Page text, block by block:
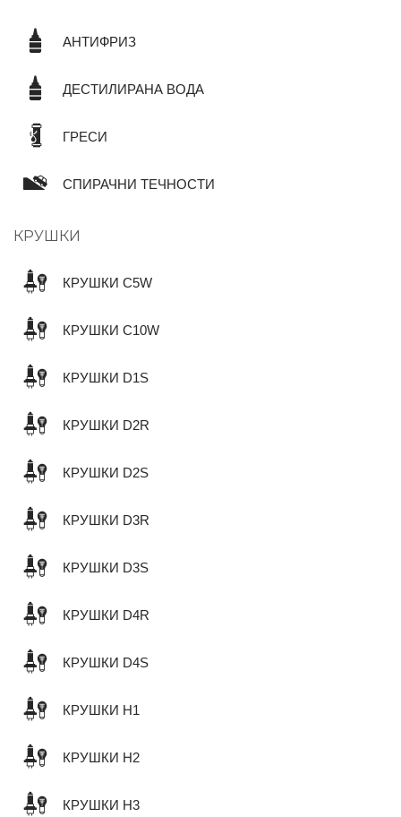
АНТИФРИЗ
ДЕСТИЛИРАНА ВОДА
ГРЕСИ
СПИРАЧНИ ТЕЧНОСТИ
КРУШКИ
КРУШКИ C5W
КРУШКИ C10W
КРУШКИ D1S
КРУШКИ D2R
КРУШКИ D2S
КРУШКИ D3R
КРУШКИ D3S
КРУШКИ D4R
КРУШКИ D4S
КРУШКИ H1
КРУШКИ H2
КРУШКИ H3